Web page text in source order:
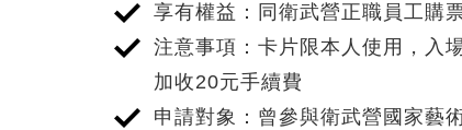
頁
籤
享有權益：同衛武營正職員工購
注意事項：卡片限本人使用，入
加收20元手續費
申請對象：曾參與衛武營國家藝